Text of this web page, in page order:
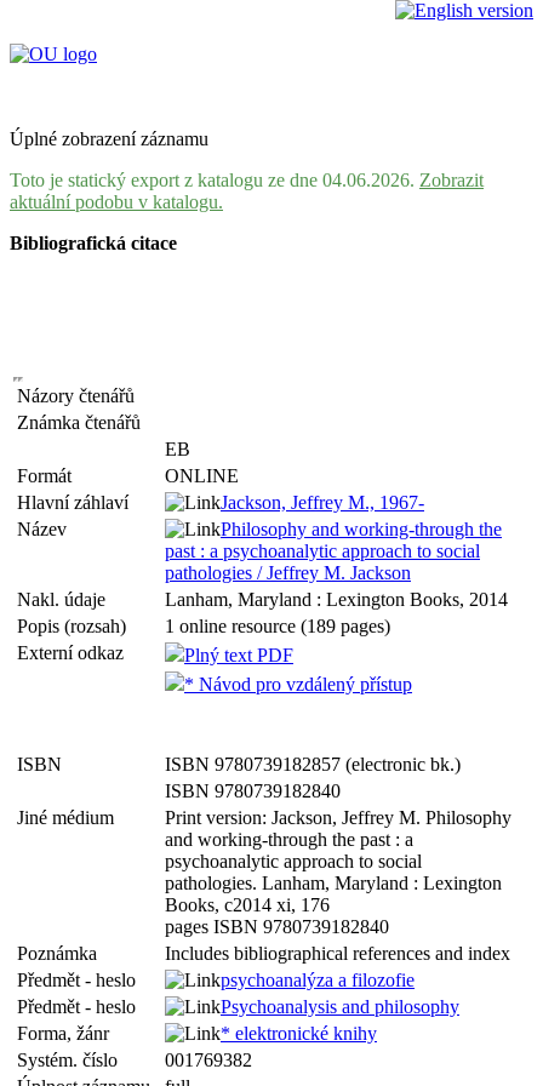
Úplné zobrazení záznamu
Toto je statický export z katalogu ze dne 04.06.2026. Zobrazit
aktuální podobu v katalogu.
Bibliografická citace
Názory čtenářů
Známka čtenářů
EB
Formát
ONLINE
Hlavní záhlaví
Jackson, Jeffrey M., 1967-
Název
Philosophy and working-through the
past : a psychoanalytic approach to social
pathologies / Jeffrey M. Jackson
Nakl. údaje
Lanham, Maryland : Lexington Books, 2014
Popis (rozsah)
1 online resource (189 pages)
Externí odkaz
Plný text PDF
* Návod pro vzdálený přístup
ISBN
ISBN 9780739182857 (electronic bk.)
ISBN 9780739182840
Jiné médium
Print version: Jackson, Jeffrey M. Philosophy
and working-through the past : a
psychoanalytic approach to social
pathologies. Lanham, Maryland : Lexington
Books, c2014 xi, 176
pages ISBN 9780739182840
Poznámka
Includes bibliographical references and index
Předmět - heslo
psychoanalýza a filozofie
Předmět - heslo
Psychoanalysis and philosophy
Forma, žánr
* elektronické knihy
Systém. číslo
001769382